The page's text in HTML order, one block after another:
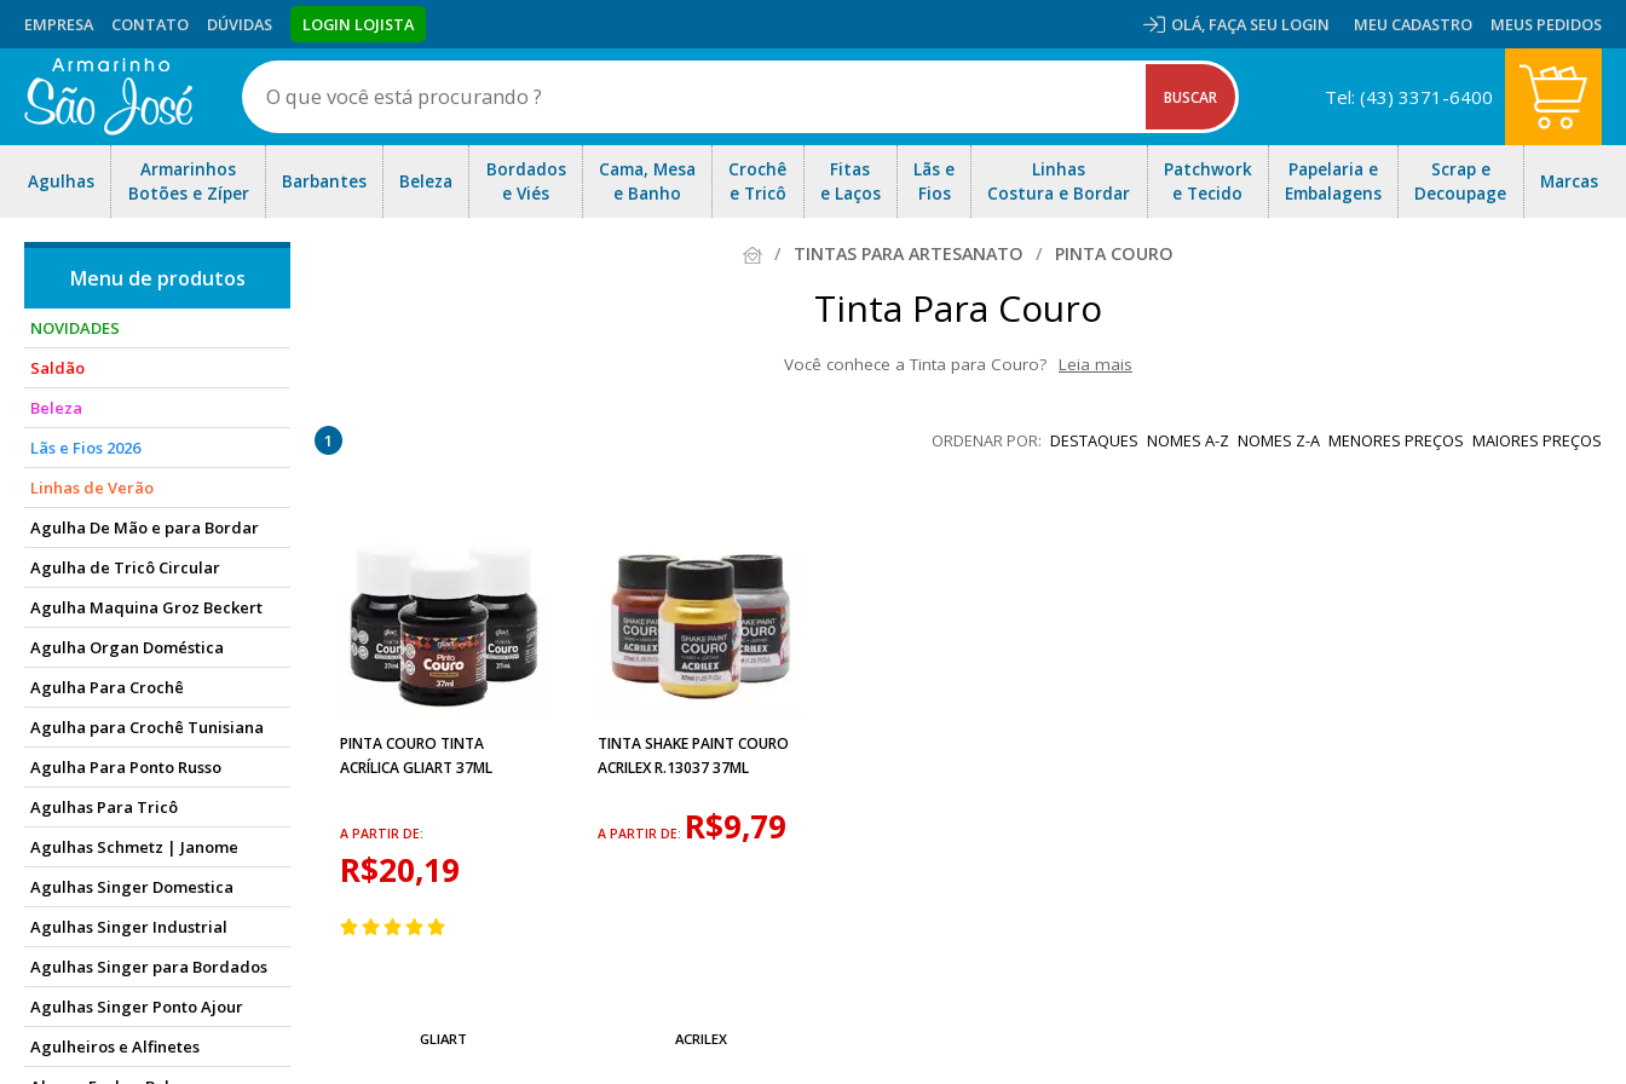
OLÁ, FAÇA SEU LOGIN
EMPRESA CONTATO DÚVIDAS LOGIN LOJISTA MEU CADASTRO MEUS PEDIDOS
Agulhas
Armarinhos
Botões e Zíper
Barbantes Beleza
Bordados
e Viés
Cama, Mesa
e Banho
Crochê
e Tricô
Fitas
e Laços
Lãs e
Fios
Linhas
Costura e Bordar
Patchwork
e Tecido
Papelaria e
Embalagens
Scrap e
Decoupage
Marcas
Tel: (43) 3371-6400
NOVIDADES
Saldão
Beleza
Lãs e Fios 2026
Linhas de Verão
Agulha De Mão e para Bordar
Agulha de Tricô Circular
Agulha Maquina Groz Beckert
Agulha Organ Doméstica
Agulha Para Crochê
Agulha para Crochê Tunisiana
Agulha Para Ponto Russo
Agulhas Para Tricô
Agulhas Schmetz | Janome
Agulhas Singer Domestica
Agulhas Singer Industrial
Agulhas Singer para Bordados
Agulhas Singer Ponto Ajour
Agulheiros e Alfinetes
TINTAS PARA ARTESANATO PINTA COURO
Tinta Para Couro
Você conhece a Tinta para Couro? Leia mais
ofertas e nosso envio rápido para todo Brasil!
DESTAQUES NOMES A-Z NOMES Z-A MENORES PREÇOS MAIORES PREÇOS
1
PINTA COURO TINTA
ACRÍLICA GLIART 37ML
A PARTIR DE:
R$20,19
GLIART
TINTA SHAKE PAINT COURO
ACRILEX R.13037 37ML
A PARTIR DE: R$9,79
ACRILEX